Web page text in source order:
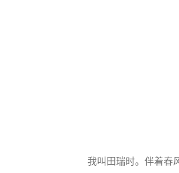
我叫田瑞时。伴着春